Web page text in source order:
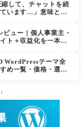
して、チャットを続
います…」意味と使
ュー｜個人事業主・
ト＋収益化を一本化
WordPressテーマ全
め一覧・価格・選び